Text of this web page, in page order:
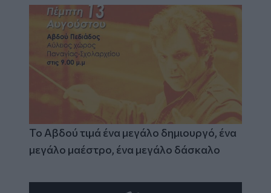
Το Αβδού τιμά ένα μεγάλο δημιουργό, ένα
μεγάλο μαέστρο, ένα μεγάλο δάσκαλο